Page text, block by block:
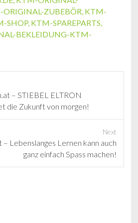
ZUBEBÖR, KTM-
SHOP, KTM-SPAREPARTS,
BEKLEIDUNG-KTM-
– STIEBEL ELTRON
die Zukunft von morgen!
Next
Lebenslanges Lernen kann auch
ganz einfach Spass machen!